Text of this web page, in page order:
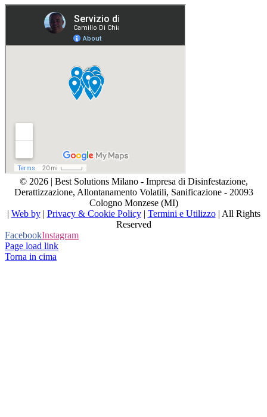
© 2026 | Best Solutions Milano - Impresa di Disinfestazione,
Derattizzazione, Allontanamento Volatili, Sanificazione - 20093
Cologno Monzese (MI)
| Web by| Privacy & Cookie Policy| Termini e Utilizzo| All Rights
Reserved
FacebookInstagram
Page load link
Torna in cima